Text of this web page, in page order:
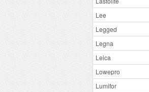
Lee
Legged
Legna
Leica
Lowepro
Lumifor